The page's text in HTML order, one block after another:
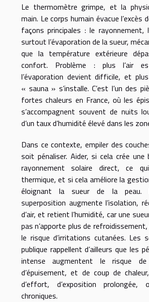
Le thermomètre grimpe, et la
main. Le corps humain évacue l’excès
façons principales : le
surtout l’évaporation de la sueur,
que la température extérieure
confort. Problème : plus l’air
l’évaporation devient difficile, et
« sauna » s’installe. C’est l’un des
fortes chaleurs en France, où les
s’accompagnent souvent de nuits
d’un taux d’humidité élevé dans les
Dans ce contexte, empiler des
soit pénaliser. Aider, si cela crée une
rayonnement solaire direct, ce
thermique, et si cela améliore la
éloignant la sueur de la peau.
superposition augmente l’isolation,
d’air, et retient l’humidité, car une
pas n’apporte plus de
le risque d’irritations cutanées. Les
publique rappellent d’ailleurs que les
intense augmentent le risque de
d’épuisement, et de coup de
d’effort, d’exposition prolongée,
chroniques.